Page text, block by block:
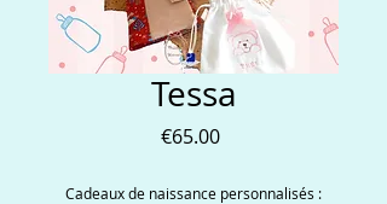
Tessa
€65.00Price
Cadeaux de naissance personnalisés :